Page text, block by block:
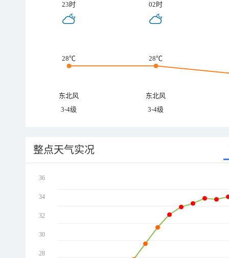
23时 02时
28℃ 28℃
东北风
东北风
3-4级
3-4级
整点天气实况
36
34
32
30
28